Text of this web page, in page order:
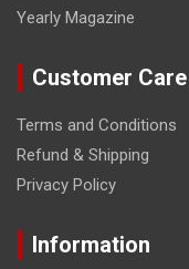
Yearly Magazine
Customer Care
Terms and Conditions
Refund & Shipping
Privacy Policy
Information